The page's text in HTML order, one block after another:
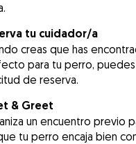
tu cuidador/a
creas que has
para tu perro, puedes
de reserva.
& Greet
un encuentro previo
tu perro encaja bien